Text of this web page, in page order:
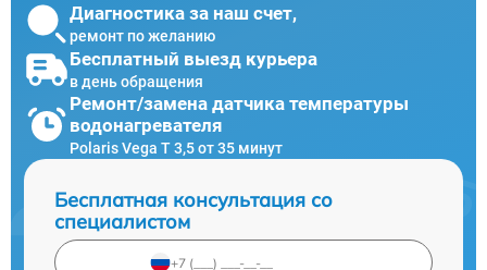
Диагностика за наш счет,
ремонт по желанию
Бесплатный выезд курьера
в день обращения
Ремонт/замена датчика температуры
водонагревателя
Polaris Vega T 3,5 от 35 минут
Бесплатная консультация со
специалистом